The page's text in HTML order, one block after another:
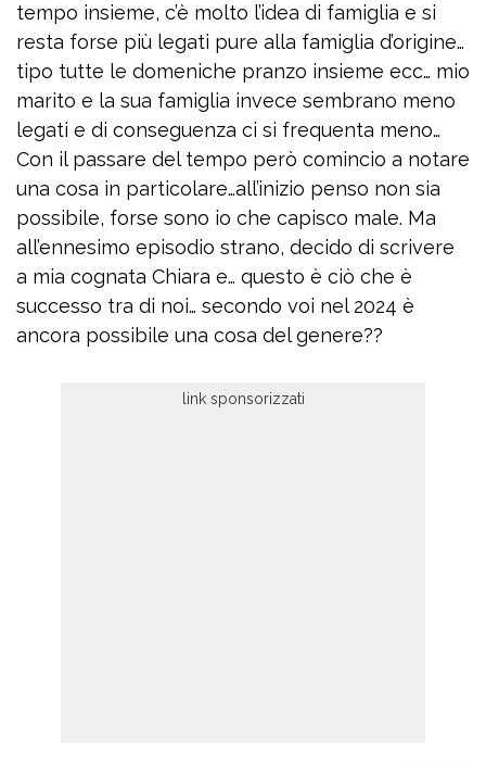
tempo insieme, c’è molto l’idea di famiglia e si
resta forse più legati pure alla famiglia d’origine…
tipo tutte le domeniche pranzo insieme ecc… mio
marito e la sua famiglia invece sembrano meno
legati e di conseguenza ci si frequenta meno…
Con il passare del tempo però comincio a notare
una cosa in particolare…all’inizio penso non sia
possibile, forse sono io che capisco male. Ma
all’ennesimo episodio strano, decido di scrivere
a mia cognata Chiara e… questo è ciò che è
successo tra di noi… secondo voi nel 2024 è
ancora possibile una cosa del genere??